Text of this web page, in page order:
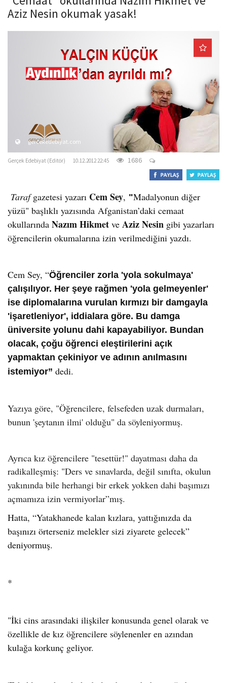
o
n
Aziz Nesin okumak yasak!
gercekedebiyat.com
Gerçek Edebiyat (Editör) 10.12.2012 22:45 1686
Tarafgazetesi yazarı Cem Sey, "Madalyonun diğer
yüzü" başlıklı yazısında Afganistan’daki cemaat
okullarında Nazım Hikmet ve Aziz Nesin gibi yazarları
öğrencilerin okumalarına izin verilmediğini yazdı.
Cem Sey, “Öğrenciler zorla 'yola sokulmaya'
çalışılıyor. Her şeye rağmen 'yola gelmeyenler'
ise diplomalarına vurulan kırmızı bir damgayla
'işaretleniyor', iddialara göre. Bu damga
üniversite yolunu dahi kapayabiliyor. Bundan
olacak, çoğu öğrenci eleştirilerini açık
yapmaktan çekiniyor ve adının anılmasını
istemiyor” dedi.
Yazıya göre, "Öğrencilere, felsefeden uzak durmaları,
bunun 'şeytanın ilmi' olduğu" da söyleniyormuş.
Ayrıca kız öğrencilere "tesettür!" dayatması daha da
radikalleşmiş: "Ders ve sınavlarda, değil sınıfta, okulun
yakınında bile herhangi bir erkek yokken dahi başımızı
açmamıza izin vermiyorlar”mış.
Hatta, “Yatakhanede kalan kızlara, yattığınızda da
başınızı örterseniz melekler sizi ziyarete gelecek”
deniyormuş.
*
"İki cins arasındaki ilişkiler konusunda genel olarak ve
özellikle de kız öğrencilere söylenenler en azından
kulağa korkunç geliyor.